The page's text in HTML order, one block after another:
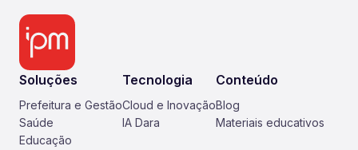
Soluções
Prefeitura e Gestão
Saúde
Educação
Tecnologia
Cloud e Inovação
IA Dara
Conteúdo
Blog
Materiais educativos